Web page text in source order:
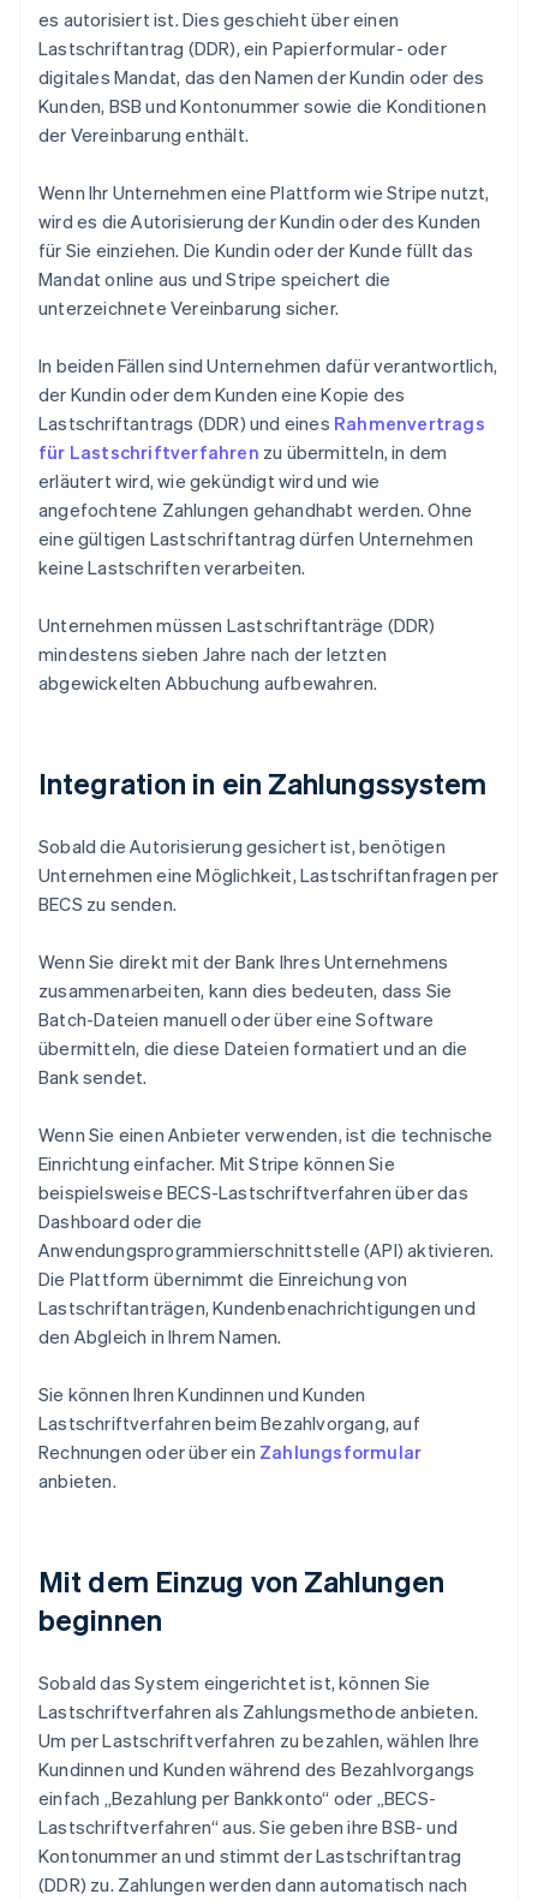
es autorisiert ist. Dies geschieht über einen
Lastschriftantrag (DDR), ein Papierformular- oder
digitales Mandat, das den Namen der Kundin oder des
Kunden, BSB und Kontonummer sowie die Konditionen
der Vereinbarung enthält.
Wenn Ihr Unternehmen eine Plattform wie Stripe nutzt,
wird es die Autorisierung der Kundin oder des Kunden
für Sie einziehen. Die Kundin oder der Kunde füllt das
Mandat online aus und Stripe speichert die
unterzeichnete Vereinbarung sicher.
In beiden Fällen sind Unternehmen dafür verantwortlich,
der Kundin oder dem Kunden eine Kopie des
Lastschriftantrags (DDR) und eines Rahmenvertrags
für Lastschriftverfahren zu übermitteln, in dem
erläutert wird, wie gekündigt wird und wie
angefochtene Zahlungen gehandhabt werden. Ohne
eine gültigen Lastschriftantrag dürfen Unternehmen
keine Lastschriften verarbeiten.
Unternehmen müssen Lastschriftanträge (DDR)
mindestens sieben Jahre nach der letzten
abgewickelten Abbuchung aufbewahren.
Integration in ein Zahlungssystem
Sobald die Autorisierung gesichert ist, benötigen
Unternehmen eine Möglichkeit, Lastschriftanfragen per
BECS zu senden.
Wenn Sie direkt mit der Bank Ihres Unternehmens
zusammenarbeiten, kann dies bedeuten, dass Sie
Batch-Dateien manuell oder über eine Software
übermitteln, die diese Dateien formatiert und an die
Bank sendet.
Wenn Sie einen Anbieter verwenden, ist die technische
Einrichtung einfacher. Mit Stripe können Sie
beispielsweise BECS-Lastschriftverfahren über das
Dashboard oder die
Anwendungsprogrammierschnittstelle (API) aktivieren.
Die Plattform übernimmt die Einreichung von
Lastschriftanträgen, Kundenbenachrichtigungen und
den Abgleich in Ihrem Namen.
Sie können Ihren Kundinnen und Kunden
Lastschriftverfahren beim Bezahlvorgang, auf
Rechnungen oder über ein Zahlungsformular
anbieten.
Mit dem Einzug von Zahlungen
beginnen
Sobald das System eingerichtet ist, können Sie
Lastschriftverfahren als Zahlungsmethode anbieten.
Um per Lastschriftverfahren zu bezahlen, wählen Ihre
Kundinnen und Kunden während des Bezahlvorgangs
einfach „Bezahlung per Bankkonto“ oder „BECS-
Lastschriftverfahren“ aus. Sie geben ihre BSB- und
Kontonummer an und stimmt der Lastschriftantrag
(DDR) zu. Zahlungen werden dann automatisch nach